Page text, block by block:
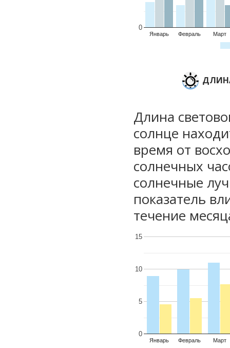
Январь Февраль Март
0
Длина
солнце
время от
солнечных
солнечные
показатель
течение
Январь Февраль Март
0
5
10
15